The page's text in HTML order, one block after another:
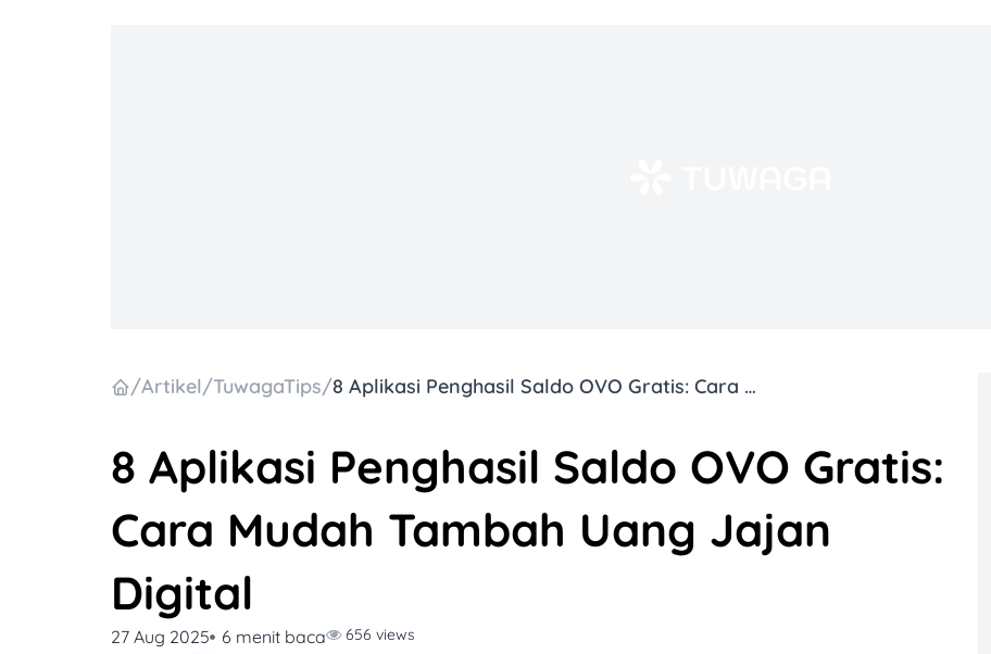
/Artikel/TuwagaTips/ 8 Aplikasi Penghasil Saldo OVO Gratis: Cara Mudah Tambah Uang Jajan Digital
8 Aplikasi Penghasil Saldo OVO Gratis:
Cara Mudah Tambah Uang Jajan
Digital
27 Aug 2025 6 menit baca
656 views